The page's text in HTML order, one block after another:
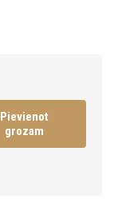
Pievienot
grozam